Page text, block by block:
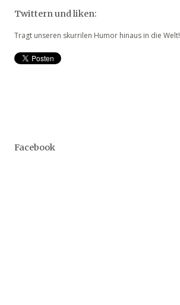
Twittern und liken:
Tragt unseren skurrilen Humor hinaus in die Welt!
Facebook